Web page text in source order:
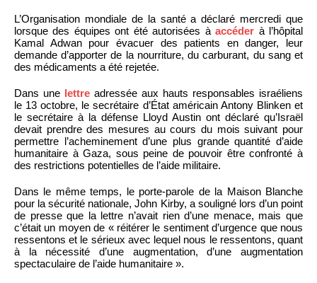
L’Organisation mondiale de la santé a déclaré mercredi que
lorsque des équipes ont été autorisées àaccéder à l’hôpital
Kamal Adwan pour évacuer des patients en danger, leur
demande d’apporter de la nourriture, du carburant, du sang et
des médicaments a été rejetée.
Dans une lettre adressée aux hauts responsables israéliens
le 13 octobre, le secrétaire d’État américain Antony Blinken et
le secrétaire à la défense Lloyd Austin ont déclaré qu’Israël
devait prendre des mesures au cours du mois suivant pour
permettre l’acheminement d’une plus grande quantité d’aide
humanitaire à Gaza, sous peine de pouvoir être confronté à
des restrictions potentielles de l’aide militaire.
Dans le même temps, le porte-parole de la Maison Blanche
pour la sécurité nationale, John Kirby, a souligné lors d’un point
de presse que la lettre n’avait rien d’une menace, mais que
c’était un moyen de « réitérer le sentiment d’urgence que nous
ressentons et le sérieux avec lequel nous le ressentons, quant
à la nécessité d’une augmentation, d’une augmentation
spectaculaire de l’aide humanitaire ».